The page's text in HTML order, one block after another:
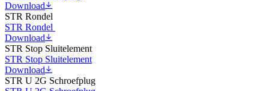
Download
STR Rondel
STR Rondel
Download
STR Stop Sluitelement
STR Stop Sluitelement
Download
STR U 2G Schroefplug